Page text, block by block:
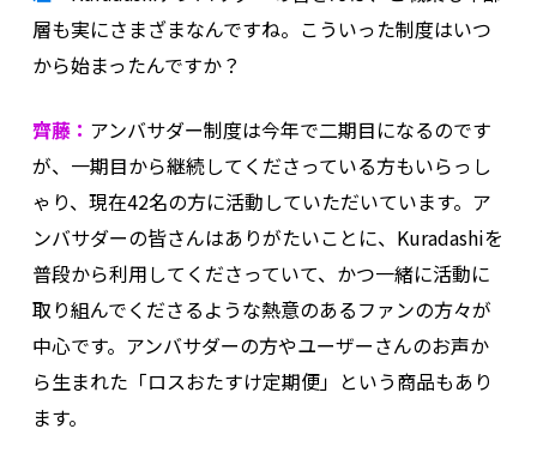
層も実にさまざまなんですね。こういった制度はいつ
から始まったんですか？
齊藤： アンバサダー制度は今年で二期目になるのです
が、一期目から継続してくださっている方もいらっし
ゃり、現在42名の方に活動していただいています。ア
ンバサダーの皆さんはありがたいことに、Kuradashiを
普段から利用してくださっていて、かつ一緒に活動に
取り組んでくださるような熱意のあるファンの方々が
中心です。アンバサダーの方やユーザーさんのお声か
ら生まれた「ロスおたすけ定期便」という商品もあり
ます。